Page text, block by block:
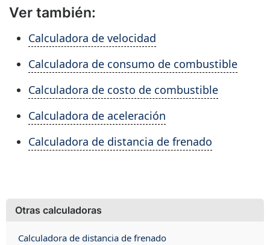
Ver también:
Calculadora de velocidad
Calculadora de consumo de combustible
Calculadora de costo de combustible
Calculadora de aceleración
Calculadora de distancia de frenado
Otras calculadoras
Calculadora de distancia de frenado